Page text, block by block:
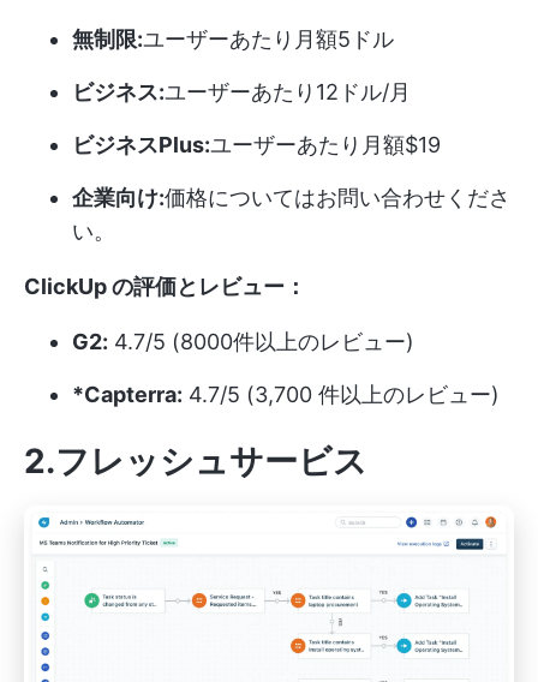
無制限:ユーザーあたり月額5ドル
ビジネス:ユーザーあたり12ドル/月
ビジネスPlus:ユーザーあたり月額$19
企業向け:価格についてはお問い合わせくださ
い。
ClickUp の評価とレビュー：
G2: 4.7/5 (8000件以上のレビュー)
*Capterra: 4.7/5 (3,700 件以上のレビュー)
2.フレッシュサービス